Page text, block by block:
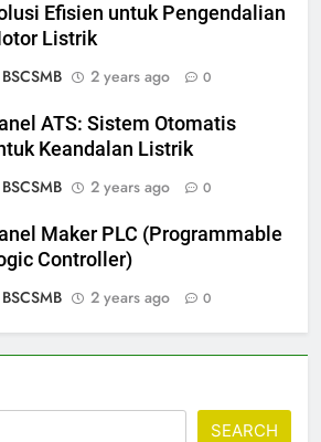
Efisien untuk Pengendalian
Listrik
BSCSMB
2 years ago 0
ATS: Sistem Otomatis
Keandalan Listrik
BSCSMB
2 years ago 0
Maker PLC (Programmable
Controller)
BSCSMB
2 years ago 0
SEARCH